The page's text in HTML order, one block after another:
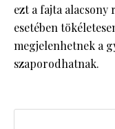
ezt a fajta alacsony
esetében
megjelenhetnek a
szaporodhatnak.